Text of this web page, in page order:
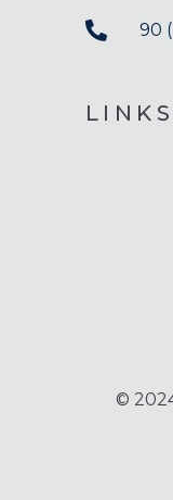
90
LINKS
©